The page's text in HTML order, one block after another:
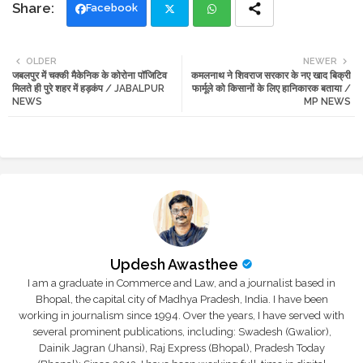
Facebook
tte ats
NEWER
कमलनाथ ने शिवराज सरकार के नए खाद बिक्री
फार्मूले को किसानों के लिए हानिकारक बताया /
MP NEWS
OLDER
जबलपुर में चक्की मैकेनिक के कोरोना पॉजिटिव
मिलते ही पुरे शहर में हड़कंप / JABALPUR
NEWS
Updesh Awasthee
I am a graduate in Commerce and Law, and a journalist based in
Bhopal, the capital city of Madhya Pradesh, India. I have been
working in journalism since 1994. Over the years, I have served with
several prominent publications, including: Swadesh (Gwalior),
Dainik Jagran (Jhansi), Raj Express (Bhopal), Pradesh Today